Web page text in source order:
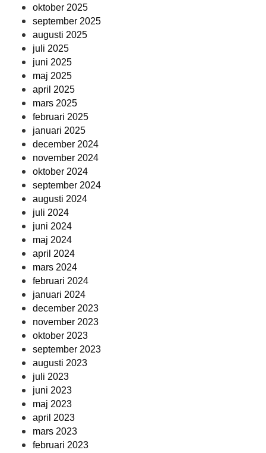
oktober 2025
september 2025
augusti 2025
juli 2025
juni 2025
maj 2025
april 2025
mars 2025
februari 2025
januari 2025
december 2024
november 2024
oktober 2024
september 2024
augusti 2024
juli 2024
juni 2024
maj 2024
april 2024
mars 2024
februari 2024
januari 2024
december 2023
november 2023
oktober 2023
september 2023
augusti 2023
juli 2023
juni 2023
maj 2023
april 2023
mars 2023
februari 2023